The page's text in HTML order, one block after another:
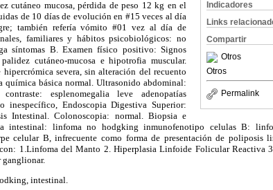
Indicadores
Links
Compartir
Otros
Otros
Permalink
cutáneo mucosa, pérdida de peso 12 kg en el
de 10 días de evolución en #15 veces al día
también refería vómito #01 vez al día de
familiares y hábitospsicobiológicos: no
síntomas B. Examen físico positivo: Signos
cutáneo-mucosa e hipotrofia muscular.
hipercrómica severa, sin alteración del recuento
básica normal. Ultrasonido abdominal:
esplenomegalia leve adenopatías
inespecífico, Endoscopia Digestiva Superior:
Intestinal.Colonoscopia: normal. Biopsia e
intestinal: linfoma no hodgking inmunofenotipo celulasB:
celular B, infrecuente como forma de presentación de poliposis
1.Linfoma del Manto 2. Hiperplasia Linfoide Folicular Reactiva
, intestinal.